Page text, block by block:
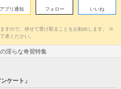
アプリ通知 フォロー いいね
すので、併せて受け取ることをお勧めします。 ※
承ください。
淫らな奇習特集
ケート」